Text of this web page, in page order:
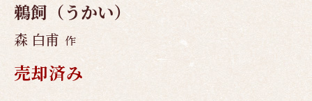
鵜飼（うかい）
森 白甫 作
売却済み